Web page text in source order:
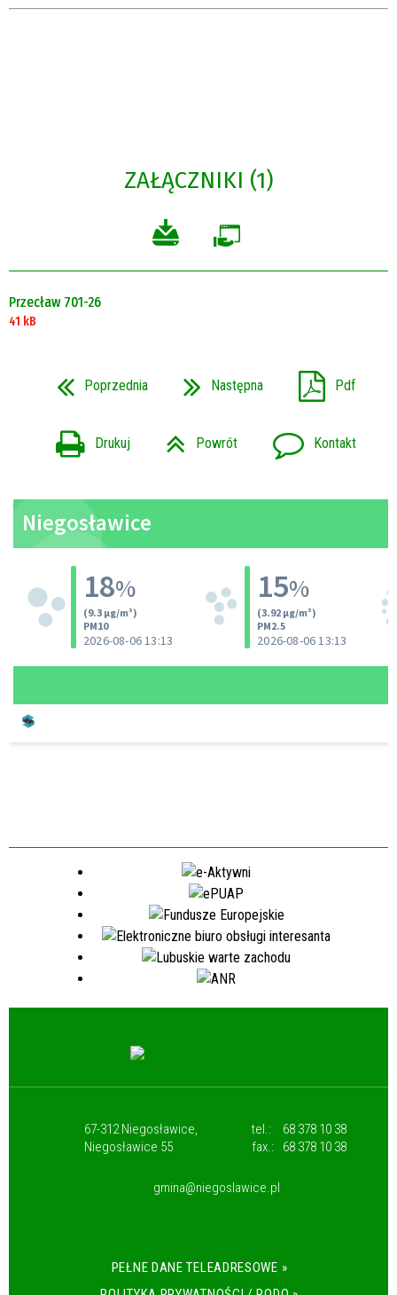
ZAŁĄCZNIKI (1)
Przecław 701-26
41 kB
Poprzednia Następna Pdf
Drukuj Powrót Kontakt
67-312 Niegosławice,
Niegosławice 55
tel.:
68 378 10 38
fax.:
68 378 10 38
gmina@niegoslawice.pl
PEŁNE DANE TELEADRESOWE »